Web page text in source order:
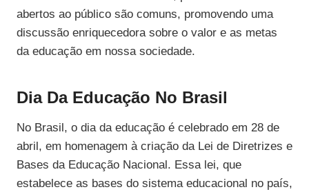
abertos ao público são comuns, promovendo uma
discussão enriquecedora sobre o valor e as metas
da educação em nossa sociedade.
Dia Da Educação No Brasil
No Brasil, o dia da educação é celebrado em 28 de
abril, em homenagem à criação da Lei de Diretrizes e
Bases da Educação Nacional. Essa lei, que
estabelece as bases do sistema educacional no país,